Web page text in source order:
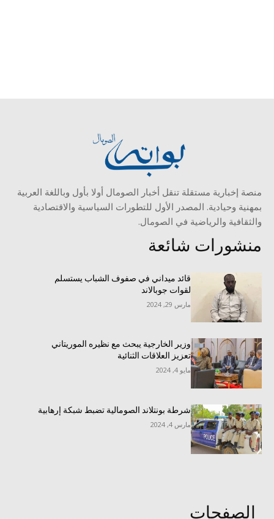
منصة إخبارية مستقلة تنقل أخبار الصومال أولا بأول وباللغة العربية
بمهنية وحيادية. المصدر الأول للتطورات السياسية والاقتصادية
والثقافية والرياضية في الصومال.
منشورات شائعة
قائد ميداني في صفوف الشباب يستسلم
لقوات جوبالاند
مارس 29, 2024
وزير الخارجية يبحث مع نظيره الموريتاني
تعزيز العلاقات الثنائية
مايو 4, 2024
شرطة بونتلاند الصومالية تضبط شبكة إرهابية
مارس 4, 2024
الصفحات